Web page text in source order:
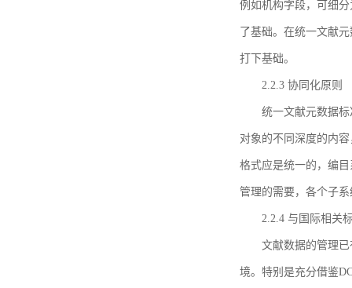
例如机构字段，可细
了基础。在统一文献
打下基础。
2.2.3 协同化原则
统一文献元数据
对象的不同深度的内
格式应是统一的，编
管理的需要，各个子
2.2.4 与国际相关
文献数据的管理
境。特别是充分借鉴